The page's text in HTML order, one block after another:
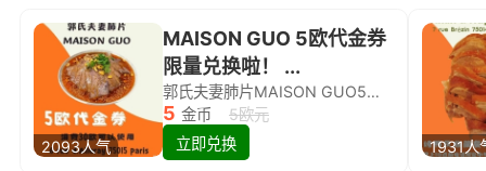
2093人气
MAISON GUO 5欧代金券
限量兑换啦！ ...
郭氏夫妻肺片MAISON GUO5欧代金券限量兑换啦！
5 金币
5欧元
立即兑换
1931人